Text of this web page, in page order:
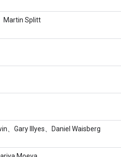
Martin Splitt
、Gary Illyes、Daniel Waisberg